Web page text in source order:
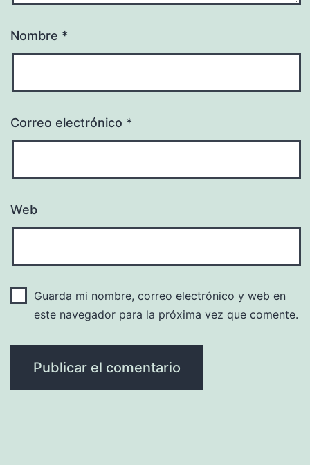
Nombre *
Correo electrónico *
Web
Guarda mi nombre, correo electrónico y web en
este navegador para la próxima vez que comente.